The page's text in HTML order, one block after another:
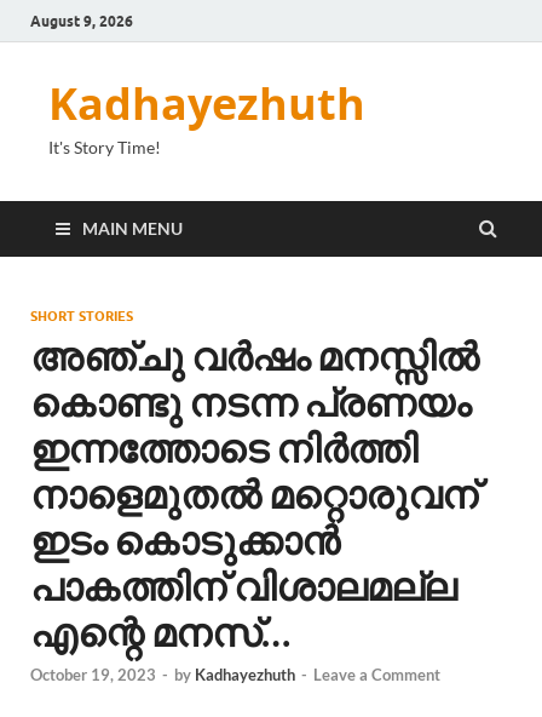
August 9, 2026
Kadhayezhuth
It's Story Time!
MAIN MENU
SHORT STORIES
അഞ്ചു വർഷം മനസ്സിൽ
കൊണ്ടു നടന്ന പ്രണയം
ഇന്നത്തോടെ നിർത്തി
നാളെമുതൽ മറ്റൊരുവന്
ഇടം കൊടുക്കാൻ
പാകത്തിന് വിശാലമല്ല
എന്റെ മനസ്…
October 19, 2023 - by Kadhayezhuth - Leave a Comment